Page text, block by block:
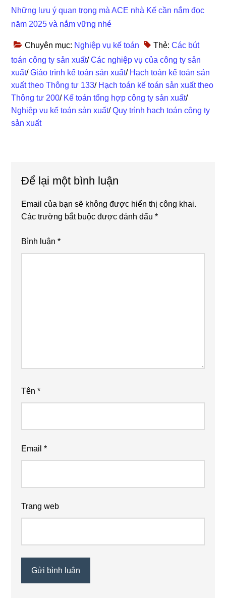
Những lưu ý quan trọng mà ACE nhà Kế cần nắm đọc
năm 2025 và nắm vững nhé
Chuyên mục: Nghiệp vụ kế toán Thẻ:Các bút
toán công ty sản xuất/Các nghiệp vụ của công ty sản
xuất/Giáo trình kế toán sản xuất/ Hạch toán kế toán sản
xuất theo Thông tư 133/ Hạch toán kế toán sản xuất theo
Thông tư 200/ Kế toán tổng hợp công ty sản xuất/
Nghiệp vụ kế toán sản xuất/Quy trình hạch toán công ty
sản xuất
Interactions
Để lại một bình luận
Email của bạn sẽ không được hiển thị công khai.
Các trường bắt buộc được đánh dấu*
Bình luận*
Tên*
Email*
Trang web